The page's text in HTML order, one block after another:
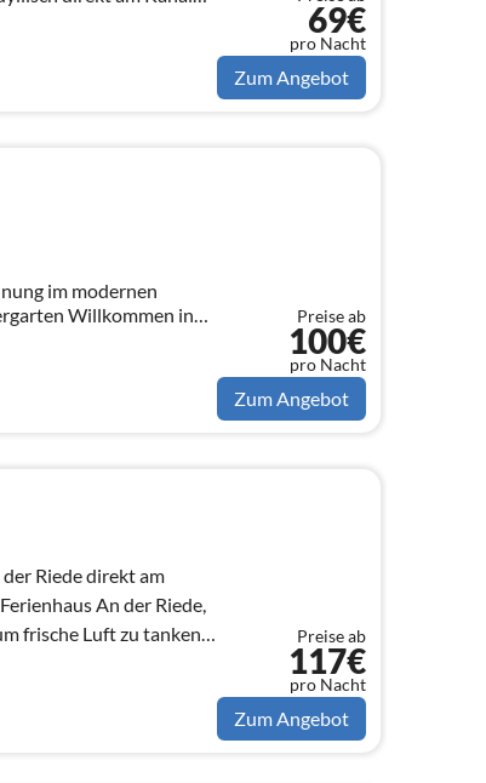
69€
pro Nacht
Zum Angebot
im modernen
in
Südbrookmerland,
Preise ab
100€
pro Nacht
Zum Angebot
Riede direkt am
frische Luft zu tanken
Preise ab
117€
pro Nacht
Zum Angebot